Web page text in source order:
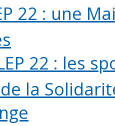
22 : une
22 : les
la